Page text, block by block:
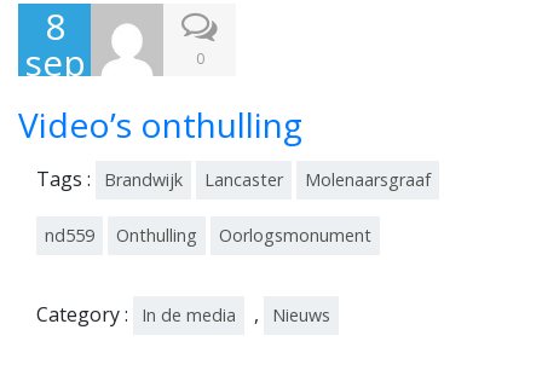
8
sep
mb
er
201
7
0
Video’s onthulling
Tags : Brandwijk Lancaster Molenaarsgraaf
nd559 Onthulling Oorlogsmonument
Category : In de media , Nieuws